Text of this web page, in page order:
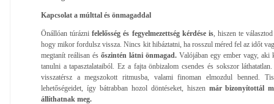
Kapcsolat a múlttal és önmagaddal
Önállóan túrázni felelősség és fegyelmezettség kérdése is, hiszen te
hogy mikor fordulsz vissza. Nincs kit hibáztatni, ha rosszul méred fel az időt
megtanít reálisan és őszintén látni önmagad. Valójában egy ember vagy, aki
tanulni a tapasztalataiból. Ez a fajta önbizalom csendes és sokszor
visszatérsz a megszokott ritmusba, valami finoman elmozdul benned.
lehetőségeidet, így bátrabban hozol döntéseket, hiszen már bizonyítottál
állíthatnak meg.